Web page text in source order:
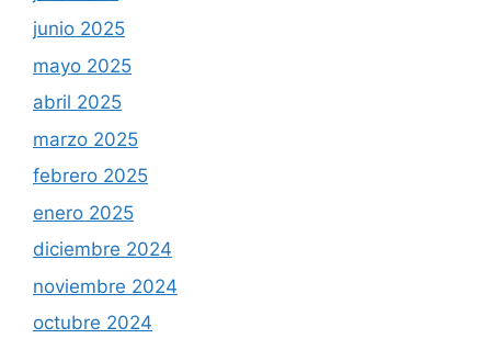
junio 2025
mayo 2025
abril 2025
marzo 2025
febrero 2025
enero 2025
diciembre 2024
noviembre 2024
octubre 2024